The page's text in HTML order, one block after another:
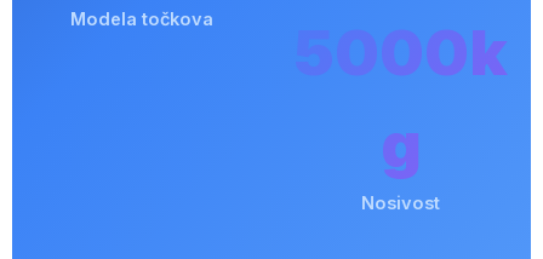
Modela točkova
5000k
g
Nosivost